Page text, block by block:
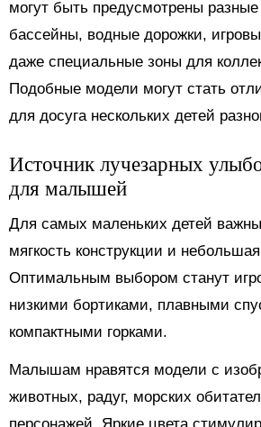
могут быть предусмотрены
бассейны, водные дорожки,
даже специальные зоны для
Подобные модели могут стать
для досуга нескольких детей
Источник лучезарных
для малышей
Для самых маленьких детей важны
мягкость конструкции и
Оптимальным выбором станут
низкими бортиками, плавными
компактными горками.
Малышам нравятся модели с
животных, радуг, морских
персонажей. Яркие цвета